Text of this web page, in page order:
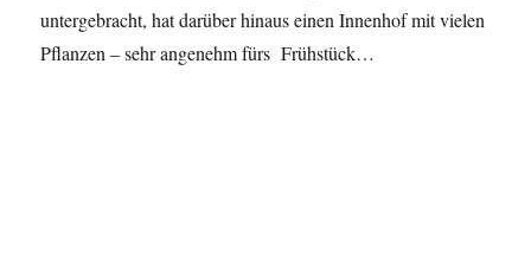
untergebracht, hat darüber hinaus einen Innenhof mit vielen
Pflanzen – sehr angenehm fürs Frühstück…